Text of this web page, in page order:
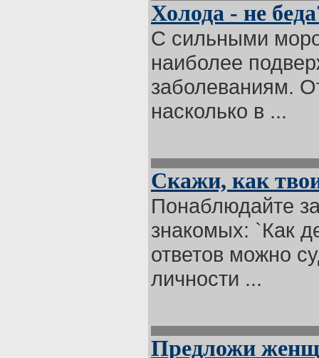
Холода - не
С сильными
наиболее
заболеваниям.
насколько в ...
Скажи, как
Понаблюдайте
знакомых: `Как
ответов можно
личности ...
Предложи